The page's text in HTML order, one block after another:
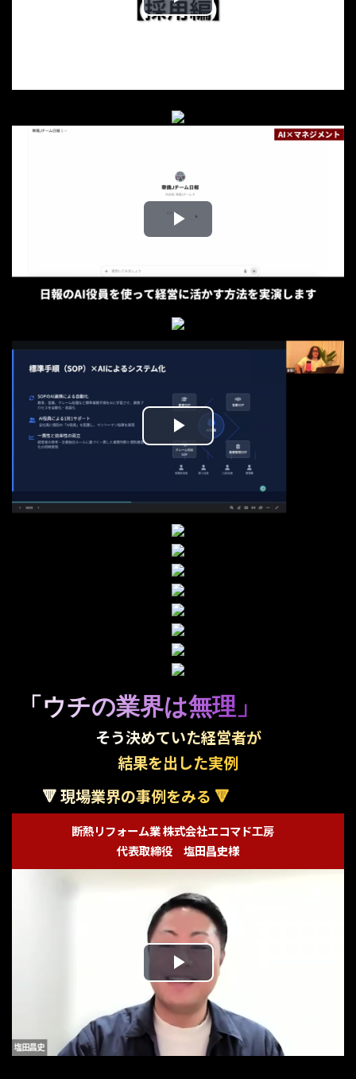
Play
Play
Video
Play
Video
「ウチの業界は無理」
そう決めていた経営者が
結果を出した実例
🔻 現場業界の事例をみる 🔻
断熱リフォーム業 株式会社エコマド工房
代表取締役 塩田昌史様
Play
Video